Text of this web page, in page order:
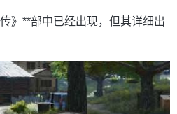
》**部中已经出现，但其详细出